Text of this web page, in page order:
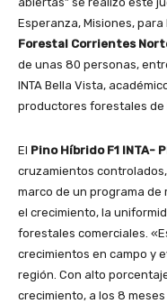
Esperanza, Misiones,
Forestal Corrientes
de unas 80 personas,
INTA Bella Vista,
productores forestales de
El Pino Híbrido F1 INTA-
cruzamientos
marco de un programa
el crecimiento, la
forestales comerciales.
crecimientos en campo y
región. Con alto
crecimiento, a los 8